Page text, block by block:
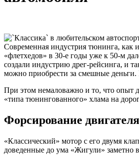
Современная индустрия тюнинга, как
«флетхедов» в 30-е годы уже к 50-м
создали индустрию дрег-рейсинга, и
можно приобрести за смешные деньги.
При этом немаловажно и то, что опыт
«типа тюнингованного» хлама на
Форсирование
«Классический» мотор с его двумя
доведенные до ума «Жигули» заметно